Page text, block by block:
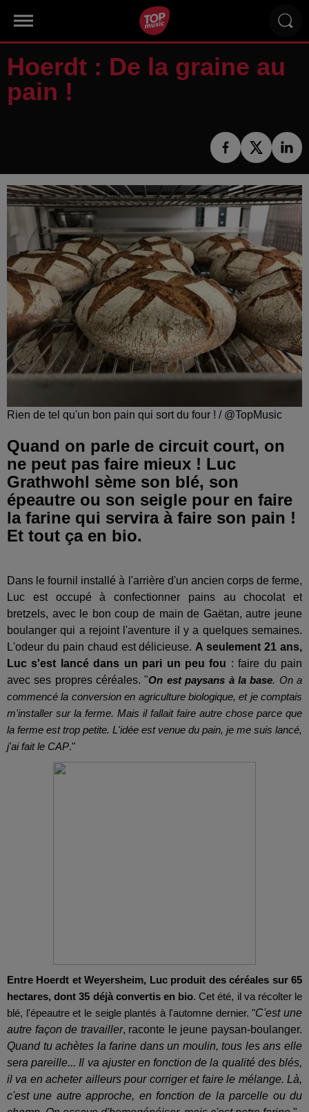
Hoerdt : De la graine au
pain !
Rien de tel qu'un bon pain qui sort du four ! / @TopMusic
Quand on parle de circuit court, on
ne peut pas faire mieux ! Luc
Grathwohl sème son blé, son
épeautre ou son seigle pour en faire
la farine qui servira à faire son pain !
Et tout ça en bio.
Dans le fournil installé à l'arrière d'un ancien corps de ferme,
Luc est occupé à confectionner pains au chocolat et
bretzels, avec le bon coup de main de Gaëtan, autre jeune
boulanger qui a rejoint l'aventure il y a quelques semaines.
L'odeur du pain chaud est délicieuse. A seulement 21 ans,
Luc s'est lancé dans un pari un peu fou : faire du pain
avec ses propres céréales. "On est paysans à la base. On a
commencé la conversion en agriculture biologique, et je comptais
m'installer sur la ferme. Mais il fallait faire autre chose parce que
la ferme est trop petite. L'idée est venue du pain, je me suis lancé,
j'ai fait le CAP."
Entre Hoerdt et Weyersheim, Luc produit des céréales sur 65
hectares, dont 35 déjà convertis en bio. Cet été, il va récolter le
blé, l'épeautre et le seigle plantés à l'automne dernier. "C'est une
autre façon de travailler, raconte le jeune paysan-boulanger.
Quand tu achètes la farine dans un moulin, tous les ans elle
sera pareille... Il va ajuster en fonction de la qualité des blés,
il va en acheter ailleurs pour corriger et faire le mélange. Là,
c'est une autre approche, en fonction de la parcelle ou du